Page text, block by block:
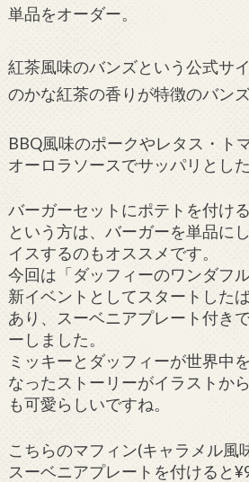
単品をオーダー。
紅茶風味のバンズという公式サ
のかな紅茶の香りが特徴のバン
BBQ風味のポークやレタス・ト
オーロラソースでサッパリとし
バーガーセットにポテトを付け
という方は、バーガーを単品に
イスするのもオススメです。
今回は「ダッフィーのワンダフ
新イベントとしてスタートした
あり、スーベニアプレート付き
ーしました。
ミッキーとダッフィーが世界中
なったストーリーがイラストか
も可愛らしいですね。
こちらのマフィン(キャラメル風
スーベニアプレートを付けると